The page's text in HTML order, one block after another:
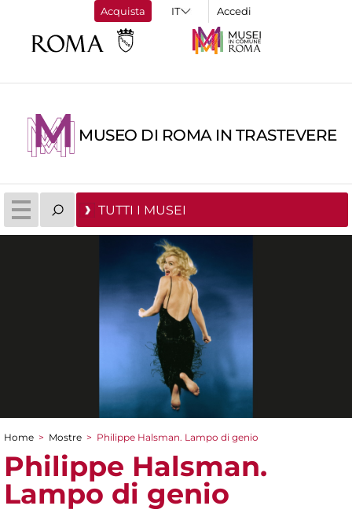
Acquista Accedi
MUSEO DI ROMA IN TRASTEVERE
TUTTI I MUSEI
Tu sei qui
Home > Mostre > Philippe Halsman. Lampo di genio
Philippe Halsman.
Lampo di genio